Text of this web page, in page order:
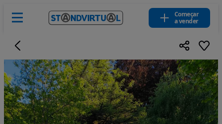
Começar
a vender